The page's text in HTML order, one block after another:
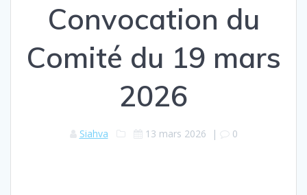
Convocation du
Comité du 19 mars
2026
Siahva 13 mars 2026 | 0